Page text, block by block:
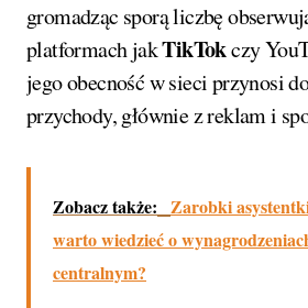
gromadząc sporą liczbę
platformach jakTikTokczy
jego obecność w sieci przynosi
przychody, głównie z reklam i
Zobacz także: Zarobki
warto wiedzieć o
centralnym?